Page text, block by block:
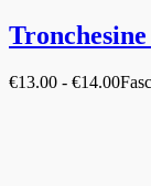
€13.00 - €14.00